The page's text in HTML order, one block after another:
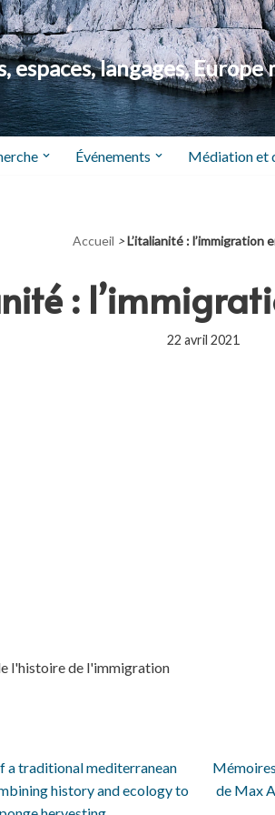
espaces, langages,
Événements Médiation et
Accueil >L’italianité : l’immigration
:
22 avril 2021
l'histoire de l'immigration
a traditional mediterranean
history and ecology to
de Max